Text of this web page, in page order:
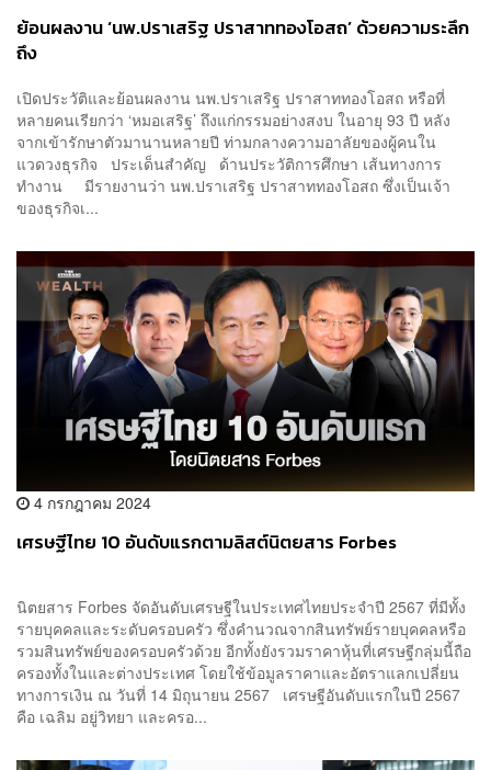
ย้อนผลงาน ‘นพ.ปราเสริฐ ปราสาททองโอสถ’ ด้วยความระลึก
ถึง
เปิดประวัติและย้อนผลงาน นพ.ปราเสริฐ ปราสาททองโอสถ หรือที่
หลายคนเรียกว่า ‘หมอเสริฐ’ ถึงแก่กรรมอย่างสงบ ในอายุ 93 ปี หลัง
จากเข้ารักษาตัวมานานหลายปี ท่ามกลางความอาลัยของผู้คนใน
แวดวงธุรกิจ ประเด็นสำคัญ ด้านประวัติการศึกษา เส้นทางการ
ทำงาน มีรายงานว่า นพ.ปราเสริฐ ปราสาททองโอสถ ซึ่งเป็นเจ้า
ของธุรกิจเ...
4 กรกฎาคม 2024
เศรษฐีไทย 10 อันดับแรกตามลิสต์นิตยสาร Forbes
นิตยสาร Forbes จัดอันดับเศรษฐีในประเทศไทยประจำปี 2567 ที่มีทั้ง
รายบุคคลและระดับครอบครัว ซึ่งคำนวณจากสินทรัพย์รายบุคคลหรือ
รวมสินทรัพย์ของครอบครัวด้วย อีกทั้งยังรวมราคาหุ้นที่เศรษฐีกลุ่มนี้ถือ
ครองทั้งในและต่างประเทศ โดยใช้ข้อมูลราคาและอัตราแลกเปลี่ยน
ทางการเงิน ณ​ วันที่ 14 มิถุนายน 2567 เศรษฐีอันดับแรกในปี 2567
คือ เฉลิม อยู่วิทยา และครอ...